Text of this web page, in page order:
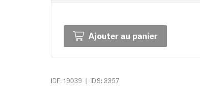
Ajouter au panier
IDF: 19039 | IDS: 3357